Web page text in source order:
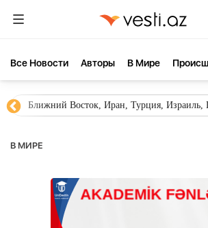
Все Новости Aвторы В Мире
Ближний Восток, Иран, Турция,
В МИРЕ